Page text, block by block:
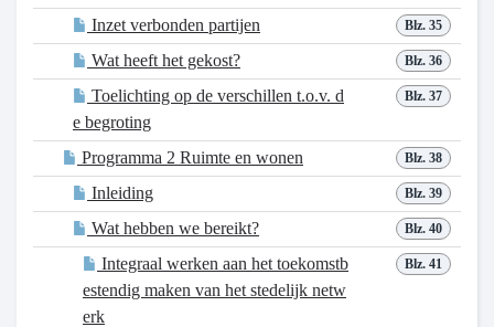
Blz. 35
Inzet verbonden partijen
Blz. 36
Wat heeft het gekost?
Blz. 37
Toelichting op de verschillen t.o.v. d
e begroting
Blz. 38
Programma 2 Ruimte en wonen
Blz. 39
Inleiding
Blz. 40
Wat hebben we bereikt?
Blz. 41
Integraal werken aan het toekomstb
estendig maken van het stedelijk netw
erk